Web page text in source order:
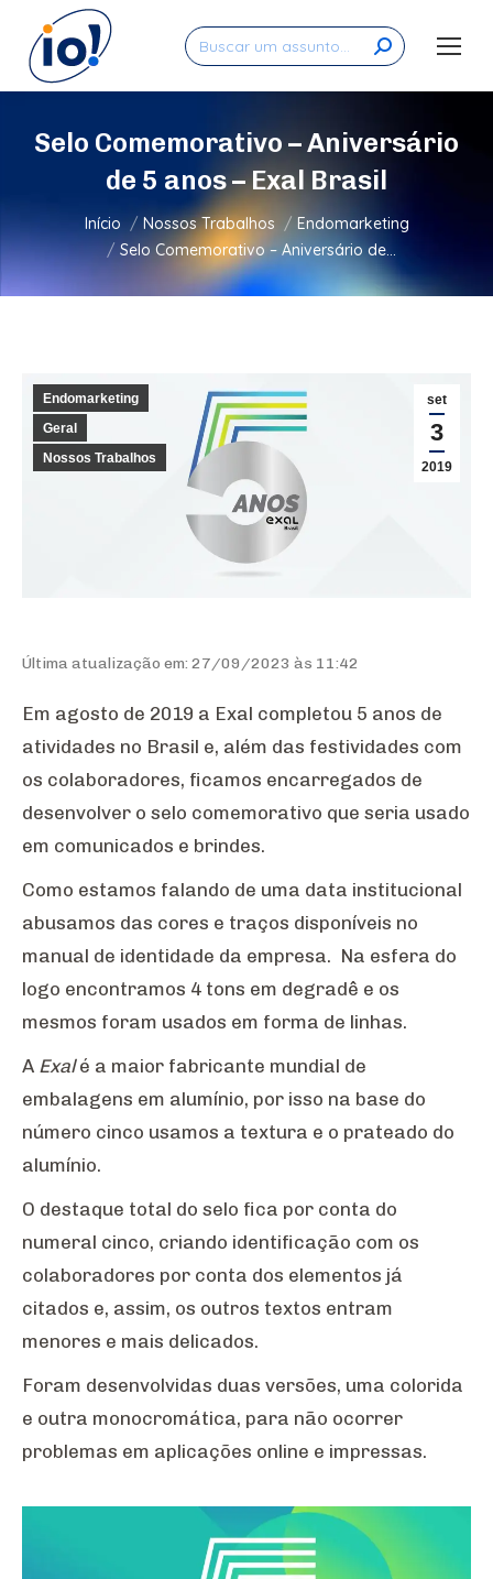
Search:
Selo Comemorativo – Aniversário
de 5 anos – Exal Brasil
Você está aqui:
Início Nossos Trabalhos
Endomarketing
Selo Comemorativo – Aniversário de…
set
3
2019
Endomarketing
Geral
Nossos Trabalhos
Última atualização em: 27/09/2023 às 11:42
Em agosto de 2019 a Exal completou 5 anos de
atividades no Brasil e, além das festividades com
os colaboradores, ficamos encarregados de
desenvolver o selo comemorativo que seria usado
em comunicados e brindes.
Como estamos falando de uma data institucional
abusamos das cores e traços disponíveis no
manual de identidade da empresa. Na esfera do
logo encontramos 4 tons em degradê e os
mesmos foram usados em forma de linhas.
A Exalé a maior fabricante mundial de
embalagens em alumínio, por isso na base do
número cinco usamos a textura e o prateado do
alumínio.
O destaque total do selo fica por conta do
numeral cinco, criando identificação com os
colaboradores por conta dos elementos já
citados e, assim, os outros textos entram
menores e mais delicados.
Foram desenvolvidas duas versões, uma colorida
e outra monocromática, para não ocorrer
problemas em aplicações online e impressas.